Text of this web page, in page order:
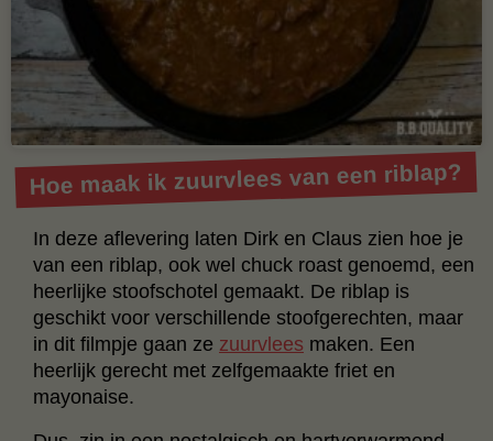
Hoe maak ik zuurvlees van een riblap?
In deze aflevering laten Dirk en Claus zien hoe je
van een riblap, ook wel chuck roast genoemd, een
heerlijke stoofschotel gemaakt. De riblap is
geschikt voor verschillende stoofgerechten, maar
in dit filmpje gaan ze zuurvlees maken. Een
heerlijk gerecht met zelfgemaakte friet en
mayonaise.